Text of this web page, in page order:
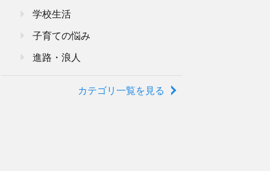
学校生活
子育ての悩み
進路・浪人
カテゴリ一覧を見る